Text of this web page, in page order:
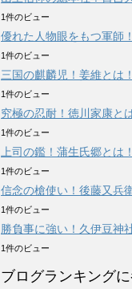
1件のビュー
優れた人物眼をもつ軍師
1件のビュー
三国の麒麟児！姜維とは
1件のビュー
究極の忍耐！徳川家康と
1件のビュー
上司の鑑！蒲生氏郷とは
1件のビュー
信念の槍使い！後藤又兵
1件のビュー
勝負事に強い！久伊豆神
1件のビュー
ブログランキング